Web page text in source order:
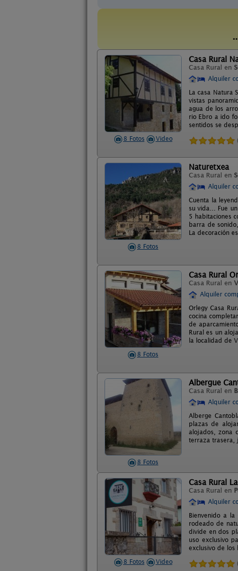
8 Fotos Video
Casa Rural
Casa Rural en
Alquiler
La casa Natura
vistas
agua de los
rio Ebro a ido
sentidos se
8 Fotos
Naturetxea
Casa Rural en
Alquiler
Cuenta la
su vida... Fue
5 habitaciones
barra de
La decoración
8 Fotos
Casa Rural
Casa Rural en
Alquiler
Orlegy Casa
cocina
de
Rural es un
la localidad de
8 Fotos
Albergue
Casa Rural en
Alquiler
Alberge
plazas de
alojados, zona
terraza trasera,
8 Fotos Video
Casa Rural
Casa Rural en
Alquiler
Bienvenido a
rodeado de
divide en dos
uso exclusivo
exclusivo de